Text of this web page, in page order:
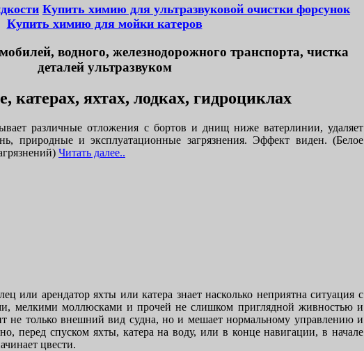
Купить химию для ультразвуковой очистки форсунок
Купить химию для мойки катеров
водного, железнодорожного транспорта, чистка
деталей ультразвуком
катерах, яхтах, лодках, гидроциклах
различные отложения с бортов и днищ ниже ватерлинии, удаляет
природные и эксплуатационные загрязнения. Эффект виден. (Белое
Читать далее..
или арендатор яхты или катера знает насколько неприятна ситуация с
мелкими моллюсками и прочей не слишком приглядной живностью и
не только внешний вид судна, но и мешает нормальному управлению и
перед спуском яхты, катера на воду, или в конце навигации, в начале
цвести.